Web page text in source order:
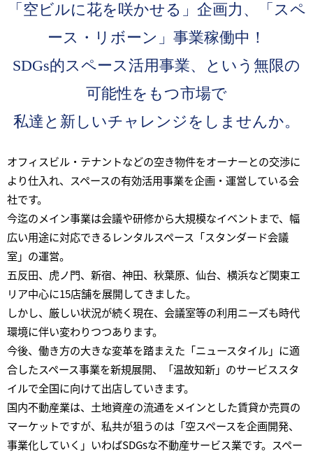
「空ビルに花を咲かせる」企画力、「スペ
ース・リボーン」事業稼働中！
SDGs的スペース活用事業、という無限の
可能性をもつ市場で
私達と新しいチャレンジをしませんか。
オフィスビル・テナントなどの空き物件をオーナーとの交渉に
より仕入れ、スペースの有効活用事業を企画・運営している会
社です。
今迄のメイン事業は会議や研修から大規模なイベントまで、幅
広い用途に対応できるレンタルスペース「スタンダード会議
室」の運営。
五反田、虎ノ門、新宿、神田、秋葉原、仙台、横浜など関東エ
リア中心に15店舗を展開してきました。
しかし、厳しい状況が続く現在、会議室等の利用ニーズも時代
環境に伴い変わりつつあります。
今後、働き方の大きな変革を踏まえた「ニュースタイル」に適
合したスペース事業を新規展開、「温故知新」のサービススタ
イルで全国に向けて出店していきます。
国内不動産業は、土地資産の流通をメインとした賃貸か売買の
マーケットですが、私共が狙うのは「空スペースを企画開発、
事業化していく」いわばSDGsな不動産サービス業です。スペー